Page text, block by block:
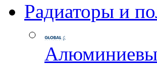
Радиаторы и